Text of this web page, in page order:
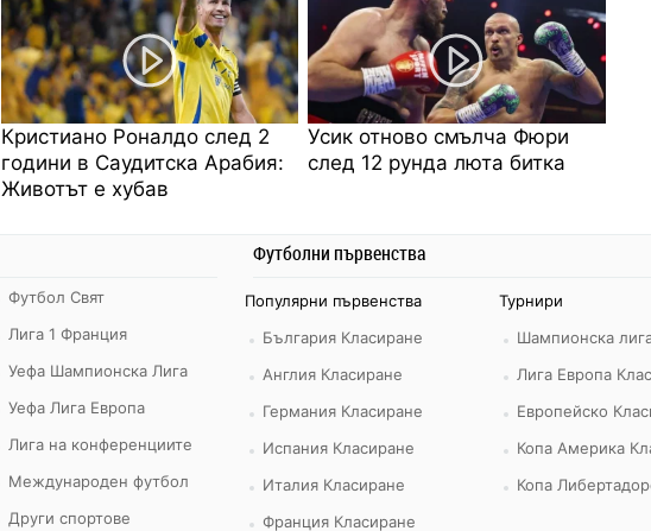
Кристиано Роналдо след 2
години в Саудитска Арабия:
Животът е хубав
Усик отново смълча Фюри
след 12 рунда люта битка
Футбол Свят
Лига 1 Франция
Уефа Шампионска Лига
Уефа Лига Европа
Лига на конференциите
Международен футбол
Други спортове
Футболни първенства
Популярни първенства
България Класиране
Англия Класиране
Германия Класиране
Испания Класиране
Италия Класиране
Франция Класиране
Турнири
Шампионска
Лига Европа
Европейско
Копа Америка
Копа